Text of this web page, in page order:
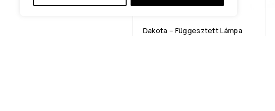
Dakota – Függesztett Lámpa